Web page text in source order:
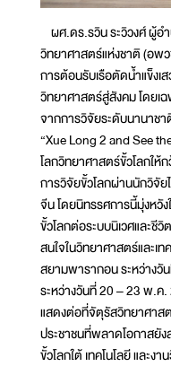
ผศ.ดร.รวิน ระวิวงศ์ ผู้
วิทยาศาสตร์แห่งชาติ (อพ
การต้อนรับเรือตัดน้ำแข็งเ
วิทยาศาสตร์สู่สังคม โดยเฉ
จากการวิจัยระดับนานาช
“Xue Long 2 and See
โลกวิทยาศาสตร์ขั้วโลกให้
การวิจัยขั้วโลกผ่านนักวิจัย
จีน โดยนิทรรศการนี้มุ่งหวั
ขั้วโลกต่อระบบนิเวศและชี
สนใจในวิทยาศาสตร์และเ
สยามพารากอน ระหว่างวั
ระหว่างวันที่ 20 – 23 พ.
แสดงต่อที่จัตุรัสวิทยาศาส
ประชาชนที่พลาดโอกาสยัง
ขั้วโลกใต้ เทคโนโลยี และง